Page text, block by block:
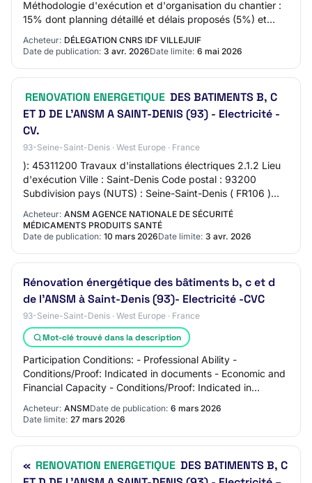
Méthodologie d'exécution et d'organisation du chantier :
15% dont planning détaillé et délais proposés (5%) et
Moyens huamins et matériels affcetés…
Acheteur: DÉLEGATION CNRS IDF VILLEJUIF
Date de publication: 3 avr. 2026Date limite: 6 mai 2026
RENOVATION ENERGETIQUE DES BATIMENTS B, C
ET D DE L'ANSM A SAINT-DENIS (93) - Electricité -
CV.
93-Seine-Saint-Denis · West Europe · France
): 45311200 Travaux d'installations électriques 2.1.2 Lieu
d'exécution Ville : Saint-Denis Code postal : 93200
Subdivision pays (NUTS) : Seine-Saint-Denis ( FR106 )
Acheteur: ANSM AGENCE NATIONALE DE SÉCURITÉ
MÉDICAMENTS PRODUITS SANTÉ
Date de publication: 10 mars 2026Date limite: 3 avr. 2026
Rénovation énergétique des bâtiments b, c et d
de l'ANSM à Saint-Denis (93)- Electricité -CVC
93-Seine-Saint-Denis · West Europe · France
Mot-clé trouvé dans la description
Participation Conditions: - Professional Ability -
Conditions/Proof: Indicated in documents - Economic and
Financial Capacity - Conditions/Proof: Indicated in
Acheteur: ANSMDate de publication: 6 mars 2026
Date limite: 27 mars 2026
« RENOVATION ENERGETIQUE DES BATIMENTS B, C